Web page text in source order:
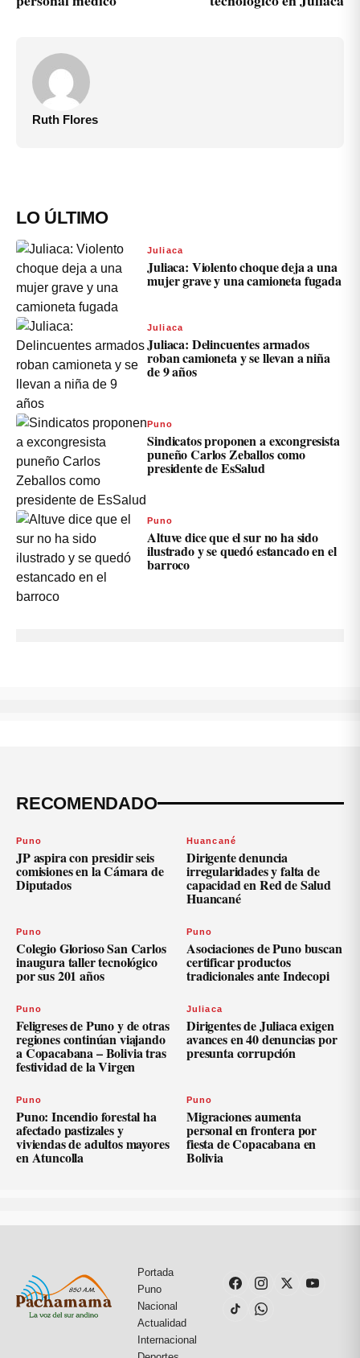
Ruth Flores
LO ÚLTIMO
Juliaca
Juliaca: Violento choque deja a una
mujer grave y una camioneta fugada
Juliaca
Juliaca: Delincuentes armados
roban camioneta y se llevan a niña
de 9 años
Puno
Sindicatos proponen a excongresista
puneño Carlos Zeballos como
presidente de EsSalud
Puno
Altuve dice que el sur no ha sido
ilustrado y se quedó estancado en el
barroco
RECOMENDADO
Puno
JP aspira con presidir seis
comisiones en la Cámara de
Diputados
Huancané
Dirigente denuncia
irregularidades y falta de
capacidad en Red de Salud
Huancané
Puno
Colegio Glorioso San Carlos
inaugura taller tecnológico
por sus 201 años
Puno
Asociaciones de Puno buscan
certificar productos
tradicionales ante Indecopi
Puno
Feligreses de Puno y de otras
regiones continúan viajando
a Copacabana – Bolivia tras
festividad de la Virgen
Juliaca
Dirigentes de Juliaca exigen
avances en 40 denuncias por
presunta corrupción
Puno
Puno: Incendio forestal ha
afectado pastizales y
viviendas de adultos mayores
en Atuncolla
Puno
Migraciones aumenta
personal en frontera por
fiesta de Copacabana en
Bolivia
Portada
Puno
Nacional
Actualidad
Internacional